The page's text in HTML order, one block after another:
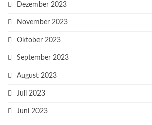
Dezember 2023
November 2023
Oktober 2023
September 2023
August 2023
Juli 2023
Juni 2023